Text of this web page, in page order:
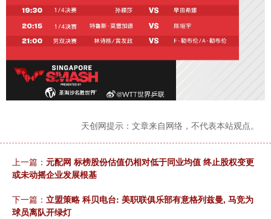
天创网提示：文章来自网络，不代表本站观点。
上一篇： 元配网 标榜股份估值仍相对低于同业均值 终止股权变更
或未动摇企业发展根基
下一篇： 立盟策略 科贝电台: 美职联俱乐部有意格列兹曼, 马竞为
球员离队开绿灯